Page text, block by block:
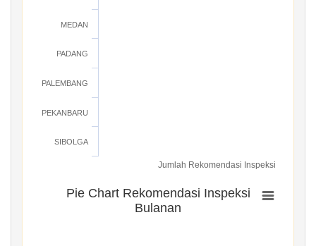
Jumlah Rekomendasi Inspeksi
MEDAN
PADANG
PALEMBANG
PEKANBARU
SIBOLGA
Pie Chart Rekomendasi Inspeksi
Bulanan